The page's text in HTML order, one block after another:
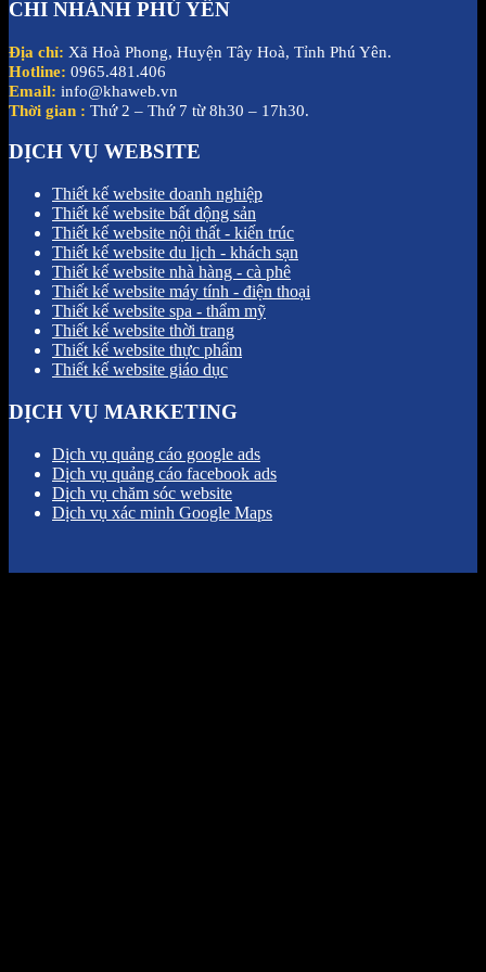
CHI NHÁNH PHÚ YÊN
Địa chỉ: Xã Hoà Phong, Huyện Tây Hoà, Tỉnh Phú Yên.
Hotline: 0965.481.406
Email: info@khaweb.vn
Thời gian : Thứ 2 – Thứ 7 từ 8h30 – 17h30.
DỊCH VỤ WEBSITE
Thiết kế website doanh nghiệp
Thiết kế website bất dộng sản
Thiết kế website nội thất - kiến trúc
Thiết kế website du lịch - khách sạn
Thiết kế website nhà hàng - cà phê
Thiết kế website máy tính - điện thoại
Thiết kế website spa - thẩm mỹ
Thiết kế website thời trang
Thiết kế website thực phẩm
Thiết kế website giáo dục
DỊCH VỤ MARKETING
Dịch vụ quảng cáo google ads
Dịch vụ quảng cáo facebook ads
Dịch vụ chăm sóc website
Dịch vụ xác minh Google Maps